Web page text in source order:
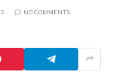
NO COMMENTS